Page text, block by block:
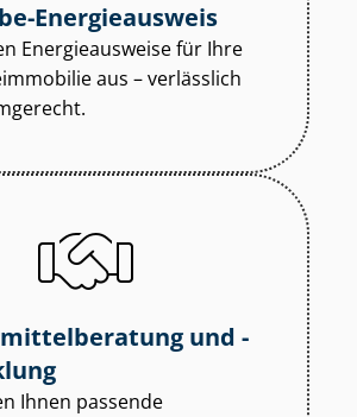
Energieausweis
Energieausweise für Ihre
aus – verlässlich
und -
Ihnen passende